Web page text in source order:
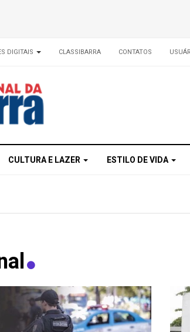
DIGITAIS CLASSIBARRA CONTATOS
CULTURA E LAZER ESTILO DE VIDA